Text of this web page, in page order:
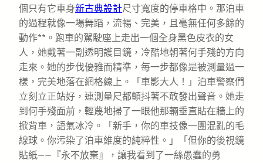
個只有它車身新古典設計尺寸寬度的停車格中。那泊車
的過程就像一場舞蹈，流暢、完美，且毫無任何多餘的
動作**。跑車的駕駛座上走出一個全身黑色皮衣的女
人，她戴著一副透明護目鏡，冷酷地朝著何手殘的方向
走來。她的步伐優雅而精準，每一步都像是被測量過一
樣，完美地落在網格線上。「車影大人！」泊車警察們
立刻立正站好，連測量尺都顫抖著不敢發出聲音。她走
到何手殘面前，輕蔑地掃了一眼他那輛垂直貼在牆上的
掀背車，語氣冰冷。「新手，你的車技像一團混亂的毛
線球。你污染了泊車維度的純粹性。」「但你的後視鏡
貼紙——『永不放棄』，讓我看到了一絲愚蠢的勇